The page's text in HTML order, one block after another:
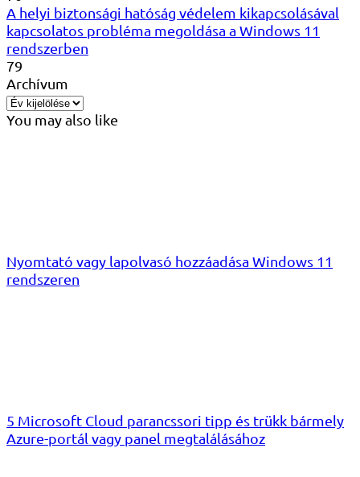
A helyi biztonsági hatóság védelem kikapcsolásával
kapcsolatos probléma megoldása a Windows 11
rendszerben
79
Archívum
You may also like
Nyomtató vagy lapolvasó hozzáadása Windows 11
rendszeren
5 Microsoft Cloud parancssori tipp és trükk bármely
Azure-portál vagy panel megtalálásához